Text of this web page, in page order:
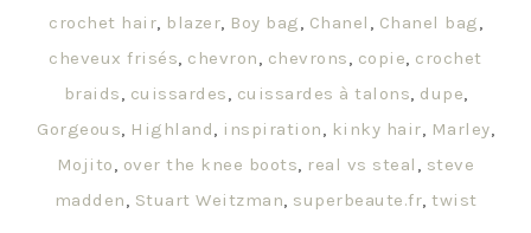
crochet hair, blazer, Boy bag, Chanel , Chanel bag,
cheveux frisés, chevron, chevrons, copie, crochet
braids, cuissardes, cuissardes à talons, dupe,
Gorgeous, Highland, inspiration, kinky hair, Marley,
Mojito, over the knee boots, real vs steal , steve
madden, Stuart Weitzman, superbeaute.fr, twist